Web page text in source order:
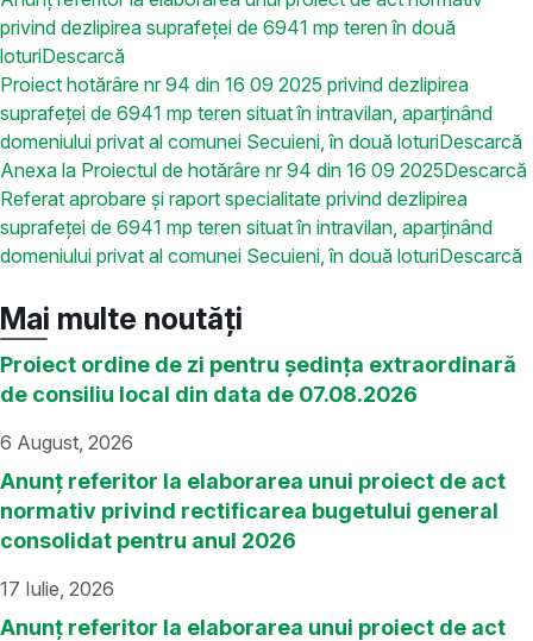
privind dezlipirea suprafeței de 6941 mp teren în două
loturiDescarcă
Proiect hotărâre nr 94 din 16 09 2025 privind dezlipirea
suprafeței de 6941 mp teren situat în intravilan, aparținând
domeniului privat al comunei Secuieni, în două loturiDescarcă
Anexa la Proiectul de hotărâre nr 94 din 16 09 2025Descarcă
Referat aprobare și raport specialitate privind dezlipirea
suprafeței de 6941 mp teren situat în intravilan, aparținând
domeniului privat al comunei Secuieni, în două loturiDescarcă
Mai multe noutăți
Proiect ordine de zi pentru ședința extraordinară
de consiliu local din data de 07.08.2026
6 August, 2026
Anunț referitor la elaborarea unui proiect de act
normativ privind rectificarea bugetului general
consolidat pentru anul 2026
17 Iulie, 2026
Anunț referitor la elaborarea unui proiect de act